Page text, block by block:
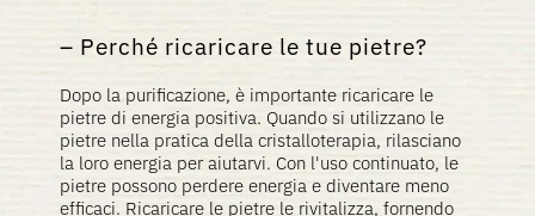
Perché ricaricare le tue pietre?
Dopo la purificazione, è importante ricaricare le
pietre di energia positiva. Quando si utilizzano le
pietre nella pratica della cristalloterapia, rilasciano
la loro energia per aiutarvi. Con l'uso continuato, le
pietre possono perdere energia e diventare meno
efficaci. Ricaricare le pietre le rivitalizza, fornendo